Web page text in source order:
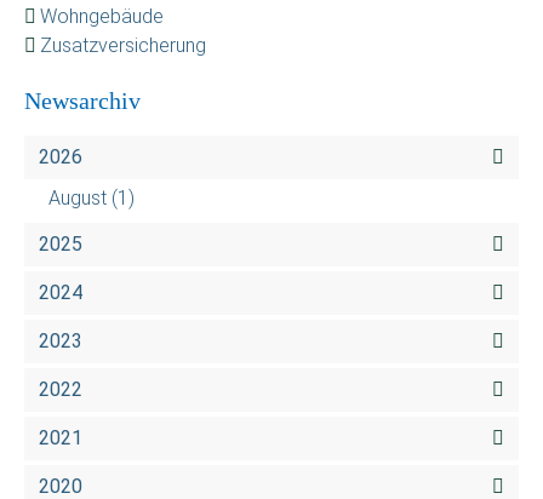
Wohngebäude
Zusatzversicherung
Newsarchiv
2026
August (1)
2025
2024
2023
2022
2021
2020